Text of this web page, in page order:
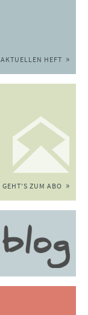
HEFT
GEHT'S ZUM ABO